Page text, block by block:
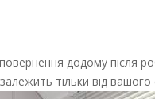
повернення додому
тільки від вашого